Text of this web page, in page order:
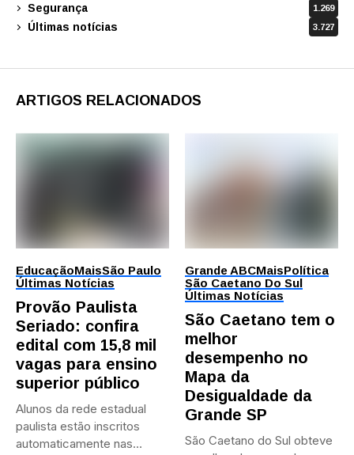
Segurança 1.269
Últimas notícias 3.727
ARTIGOS RELACIONADOS
EducaçãoMaisSão Paulo
Últimas Notícias
Provão Paulista
Seriado: confira
edital com 15,8 mil
vagas para ensino
superior público
Alunos da rede estadual
paulista estão inscritos
automaticamente nas
Grande ABCMaisPolítica
São Caetano Do Sul
Últimas Notícias
São Caetano tem o
melhor
desempenho no
Mapa da
Desigualdade da
Grande SP
São Caetano do Sul obteve